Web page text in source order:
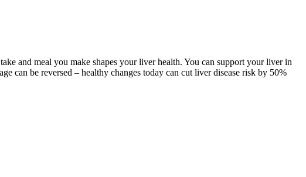
and meal you make shapes your liver health. You can support your liver in
can be reversed – healthy changes today can cut liver disease risk by 50%